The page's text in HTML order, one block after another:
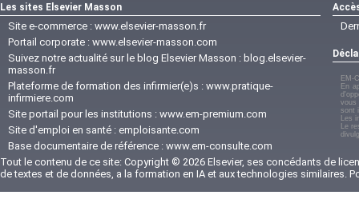
Les sites Elsevier Masson
Site e-commerce : www.elsevier-masson.fr
Portail corporate : www.elsevier-masson.com
Suivez notre actualité sur le blog Elsevier Masson : blog.elsevier-
masson.fr
Plateforme de formation des infirmier(e)s : www.pratique-
infirmiere.com
Site portail pour les institutions : www.em-premium.com
Site d'emploi en santé : emploisante.com
Base documentaire de référence : www.em-consulte.com
EM-
En
vous
sont
Les
Le
Tout le contenu de ce site: Copyright © 2026 Elsevier, ses concédants de
de textes et de données, a la formation en IA et aux technologies similaires.